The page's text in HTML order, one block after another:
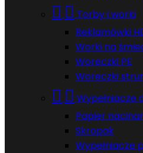
  Torby i worki
Reklamówki
Worki na
Woreczki PE
Woreczki
  Wypełniacze
Papier
Skropak
Wypełniacze